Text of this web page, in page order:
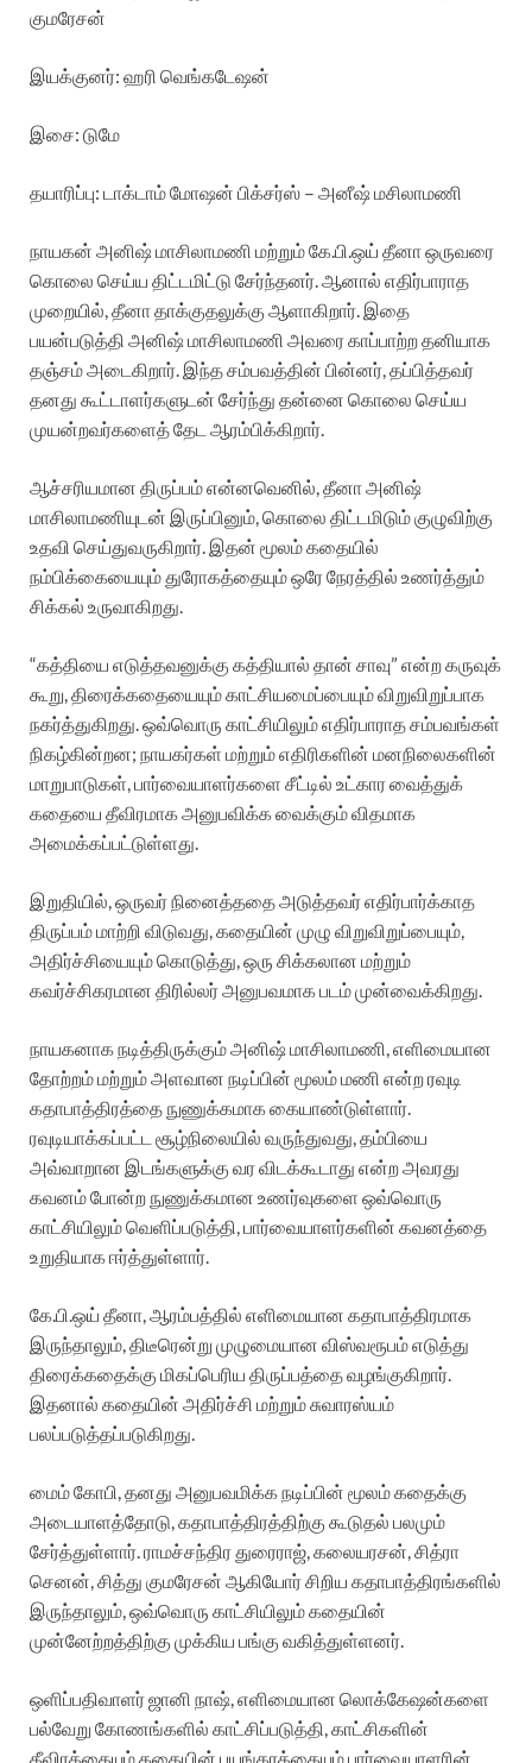
குமரேசன்
இயக்குனர்: ஹரி வெங்கடேஷன்
இசை: டுமே
தயாரிப்பு: டாக்டாம் மோஷன் பிக்சர்ஸ் – அனீஷ் மசிலாமணி
நாயகன் அனிஷ் மாசிலாமணி மற்றும் கே.பி.ஒய் தீனா ஒருவரை
கொலை செய்ய திட்டமிட்டு சேர்ந்தனர். ஆனால் எதிர்பாராத
முறையில், தீனா தாக்குதலுக்கு ஆளாகிறார். இதை
பயன்படுத்தி அனிஷ் மாசிலாமணி அவரை காப்பாற்ற தனியாக
தஞ்சம் அடைகிறார். இந்த சம்பவத்தின் பின்னர், தப்பித்தவர்
தனது கூட்டாளர்களுடன் சேர்ந்து தன்னை கொலை செய்ய
முயன்றவர்களைத் தேட ஆரம்பிக்கிறார்.
ஆச்சரியமான திருப்பம் என்னவெனில், தீனா அனிஷ்
மாசிலாமணியுடன் இருப்பினும், கொலை திட்டமிடும் குழுவிற்கு
உதவி செய்துவருகிறார். இதன் மூலம் கதையில்
நம்பிக்கையையும் துரோகத்தையும் ஒரே நேரத்தில் உணர்த்தும்
சிக்கல் உருவாகிறது.
“கத்தியை எடுத்தவனுக்கு கத்தியால் தான் சாவு” என்ற கருவுக்
கூறு, திரைக்கதையையும் காட்சியமைப்பையும் விறுவிறுப்பாக
நகர்த்துகிறது. ஒவ்வொரு காட்சியிலும் எதிர்பாராத சம்பவங்கள்
நிகழ்கின்றன; நாயகர்கள் மற்றும் எதிரிகளின் மனநிலைகளின்
மாறுபாடுகள், பார்வையாளர்களை சீட்டில் உட்கார வைத்துக்
கதையை தீவிரமாக அனுபவிக்க வைக்கும் விதமாக
அமைக்கப்பட்டுள்ளது.
இறுதியில், ஒருவர் நினைத்ததை அடுத்தவர் எதிர்பார்க்காத
திருப்பம் மாற்றி விடுவது, கதையின் முழு விறுவிறுப்பையும்,
அதிர்ச்சியையும் கொடுத்து, ஒரு சிக்கலான மற்றும்
கவர்ச்சிகரமான திரில்லர் அனுபவமாக படம் முன்வைக்கிறது.
நாயகனாக நடித்திருக்கும் அனிஷ் மாசிலாமணி, எளிமையான
தோற்றம் மற்றும் அளவான நடிப்பின் மூலம் மணி என்ற ரவுடி
கதாபாத்திரத்தை நுணுக்கமாக கையாண்டுள்ளார்.
ரவுடியாக்கப்பட்ட சூழ்நிலையில் வருந்துவது, தம்பியை
அவ்வாறான இடங்களுக்கு வர விடக்கூடாது என்ற அவரது
கவனம் போன்ற நுணுக்கமான உணர்வுகளை ஒவ்வொரு
காட்சியிலும் வெளிப்படுத்தி, பார்வையாளர்களின் கவனத்தை
உறுதியாக ஈர்த்துள்ளார்.
கே.பி.ஒய் தீனா, ஆரம்பத்தில் எளிமையான கதாபாத்திரமாக
இருந்தாலும், திடீரென்று முழுமையான விஸ்வரூபம் எடுத்து
திரைக்கதைக்கு மிகப்பெரிய திருப்பத்தை வழங்குகிறார்.
இதனால் கதையின் அதிர்ச்சி மற்றும் சுவாரஸ்யம்
பலப்படுத்தப்படுகிறது.
மைம் கோபி, தனது அனுபவமிக்க நடிப்பின் மூலம் கதைக்கு
அடையாளத்தோடு, கதாபாத்திரத்திற்கு கூடுதல் பலமும்
சேர்த்துள்ளார். ராமச்சந்திர துரைராஜ், கலையரசன், சித்ரா
செனன், சித்து குமரேசன் ஆகியோர் சிறிய கதாபாத்திரங்களில்
இருந்தாலும், ஒவ்வொரு காட்சியிலும் கதையின்
முன்னேற்றத்திற்கு முக்கிய பங்கு வகித்துள்ளனர்.
ஒளிப்பதிவாளர் ஜானி நாஷ், எளிமையான லொக்கேஷன்களை
பல்வேறு கோணங்களில் காட்சிப்படுத்தி, காட்சிகளின்
தீவிரத்தையும் கதையின் பயங்கரத்தையும் பார்வையாளரின்